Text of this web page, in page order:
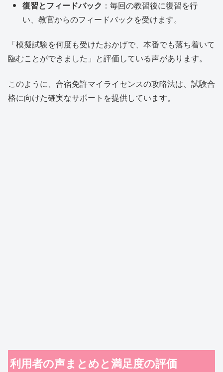
復習とフィードバック ：毎回の教習後に復習を行
い、教官からのフィードバックを受けます。
「模擬試験を何度も受けたおかげで、本番でも落ち着いて
臨むことができました」と評価している声があります。
このように、合宿免許マイライセンスの攻略法は、試験合
格に向けた確実なサポートを提供しています。
利用者の声まとめと満足度の評価